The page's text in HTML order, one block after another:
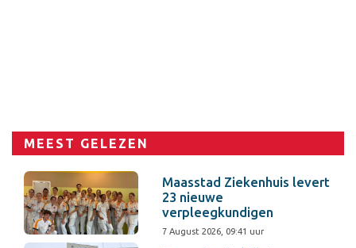
MEEST GELEZEN
Maasstad Ziekenhuis levert
23 nieuwe
verpleegkundigen
7 August 2026, 09:41 uur